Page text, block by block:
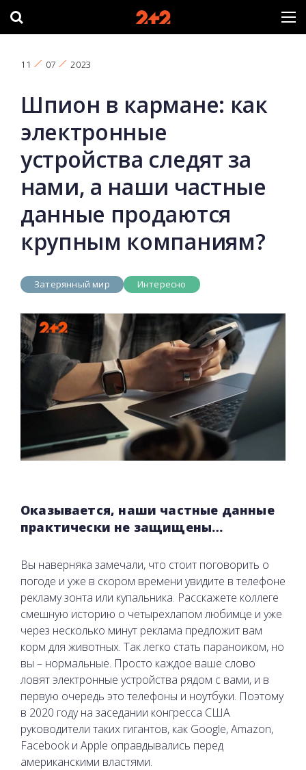
11 07 2023
Шпион в кармане: как
электронные
устройства следят за
нами, а наши частные
данные продаются
крупным компаниям?
Затерянный мир Интересно
Оказывается, наши частные данные
практически не защищены…
Вы наверняка замечали, что стоит поговорить о
погоде и уже в скором времени увидите в телефоне
рекламу зонта или купальника. Расскажете коллеге
смешную историю о четырехлапом любимце и уже
через несколько минут реклама предложит вам
корм для животных. Так легко стать параноиком, но
вы – нормальные. Просто каждое ваше слово
ловят электронные устройства рядом с вами, и в
первую очередь это телефоны и ноутбуки. Поэтому
в 2020 году на заседании конгресса США
руководители таких гигантов, как Google, Amazon,
Facebook и Apple оправдывались перед
американскими властями.